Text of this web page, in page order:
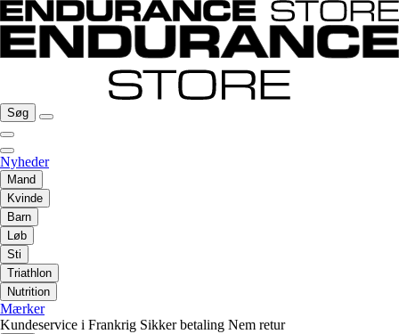
Søg
Nyheder
Mand
Kvinde
Barn
Løb
Sti
Triathlon
Nutrition
Mærker
Kundeservice i Frankrig Sikker betaling Nem retur